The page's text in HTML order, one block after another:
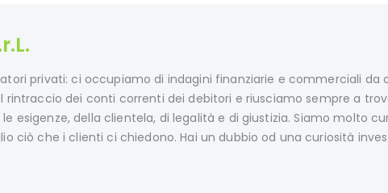
privati: ci occupiamo di indagini finanziarie e commerciali da
rintraccio dei conti correnti dei debitori e riusciamo sempre a
esigenze, della clientela, di legalità e di giustizia. Siamo molto
ciò che i clienti ci chiedono. Hai un dubbio od una curiosità